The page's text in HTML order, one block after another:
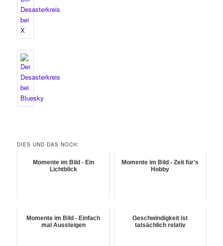
DIES UND DAS NOCH:
Momente im Bild - Ein
Lichtblick
Momente im Bild - Zeit für's
Hobby
Momente im Bild - Einfach
mal Aussteigen
Geschwindigkeit ist
tatsächlich relativ